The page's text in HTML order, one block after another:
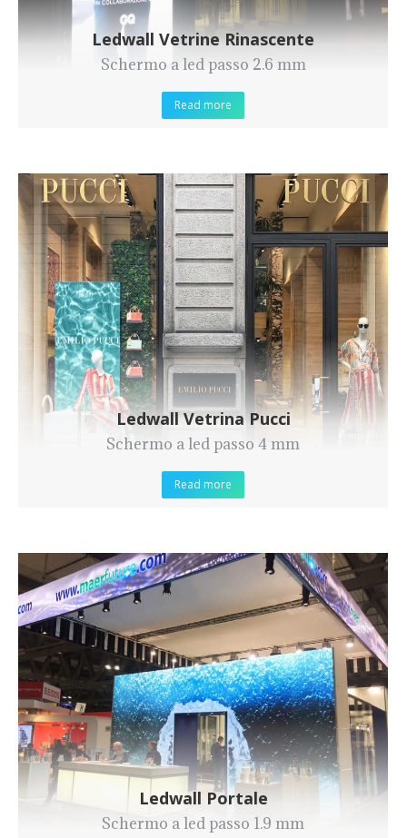
Ledwall Vetrine Rinascente
Schermo a led passo 2.6 mm
Read more
Ledwall Vetrina Pucci
Schermo a led passo 4 mm
Read more
Ledwall Portale
Schermo a led passo 1.9 mm